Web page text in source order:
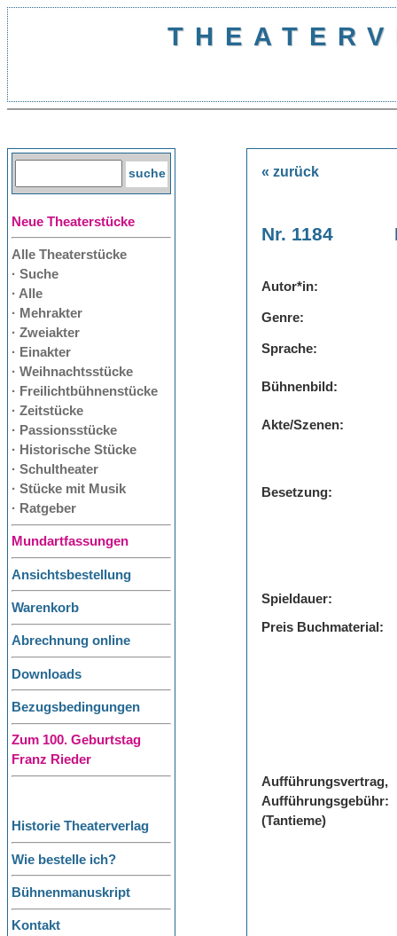
Neue Theaterstücke
Alle Theaterstücke
· Suche
· Alle
· Mehrakter
· Zweiakter
· Einakter
· Weihnachtsstücke
· Freilichtbühnenstücke
· Zeitstücke
· Passionsstücke
· Historische Stücke
· Schultheater
· Stücke mit Musik
· Ratgeber
Mundartfassungen
Ansichtsbestellung
Warenkorb
Abrechnung online
Downloads
Bezugsbedingungen
Zum 100. Geburtstag
Franz Rieder
Historie Theaterverlag
Wie bestelle ich?
Bühnenmanuskript
Kontakt
« zurück
Nr. 1184
Autor*in:
Genre:
Sprache:
Bühnenbild:
Akte/Szenen:
Besetzung:
Spieldauer:
Preis Buchmaterial:
Aufführungsvertrag,
Aufführungsgebühr:
(Tantieme)